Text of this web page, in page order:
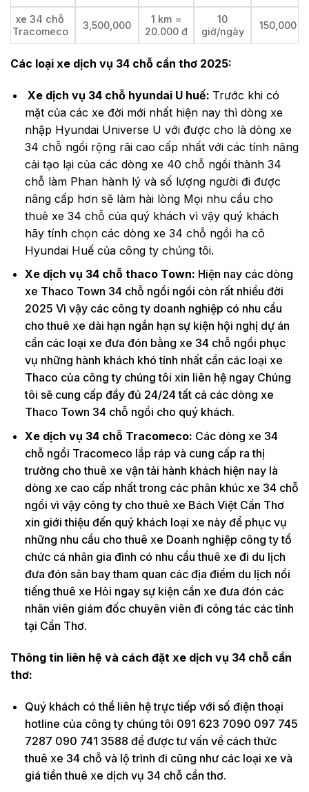
xe 34 chỗ
Tracomeco
3,500,000
1 km =
20.000 đ
10
giờ/ngày
150,000
Các loại xe dịch vụ 34 chỗ cần thơ 2025:
Xe dịch vụ 34 chỗ hyundai U huế: Trước khi có
mặt của các xe đời mới nhất hiện nay thì dòng xe
nhập Hyundai Universe U với được cho là dòng xe
34 chỗ ngồi rộng rãi cao cấp nhất với các tính năng
cải tạo lại của các dòng xe 40 chỗ ngồi thành 34
chỗ làm Phan hành lý và số lượng người đi được
nâng cấp hơn sẽ làm hài lòng Mọi nhu cầu cho
thuê xe 34 chỗ của quý khách vì vậy quý khách
hãy tính chọn các dòng xe 34 chỗ ngồi ha cô
Hyundai Huế của công ty chúng tôi.
Xe dịch vụ 34 chỗ thaco Town: Hiện nay các dòng
xe Thaco Town 34 chỗ ngồi ngồi còn rất nhiều đời
2025 Vì vậy các công ty doanh nghiệp có nhu cầu
cho thuê xe dài hạn ngắn hạn sự kiện hội nghị dự án
cần các loại xe đưa đón bằng xe 34 chỗ ngồi phục
vụ những hành khách khó tính nhất cần các loại xe
Thaco của công ty chúng tôi xin liên hệ ngay Chúng
tôi sẽ cung cấp đầy đủ 24/24 tất cả các dòng xe
Thaco Town 34 chỗ ngồi cho quý khách.
Xe dịch vụ 34 chỗ Tracomeco: Các dòng xe 34
chỗ ngồi Tracomeco lắp ráp và cung cấp ra thị
trường cho thuê xe vận tải hành khách hiện nay là
dòng xe cao cấp nhất trong các phân khúc xe 34 chỗ
ngồi vì vậy công ty cho thuê xe Bách Việt Cần Thơ
xin giới thiệu đến quý khách loại xe này để phục vụ
những nhu cầu cho thuê xe Doanh nghiệp công ty tổ
chức cá nhân gia đình có nhu cầu thuê xe đi du lịch
đưa đón sân bay tham quan các địa điểm du lịch nổi
tiếng thuê xe Hỏi ngay sự kiện cần xe đưa đón các
nhân viên giám đốc chuyên viên đi công tác các tỉnh
tại Cần Thơ.
Thông tin liên hệ và cách đặt xe dịch vụ 34 chỗ cần
thơ:
Quý khách có thể liên hệ trực tiếp với số điện thoại
hotline của công ty chúng tôi 091 623 7090 097 745
7287 090 741 3588 để được tư vấn về cách thức
thuê xe 34 chỗ và lộ trình đi cũng như các loại xe và
giá tiền thuê xe dịch vụ 34 chỗ cần thơ.